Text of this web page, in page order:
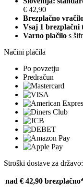
€ 42,90
Brezplačno
Vsaj 1 brezplačni
Varno plačilo s
Načini plačila
Po povzetju
Predračun
Stroški dostave za
nad € 42,90